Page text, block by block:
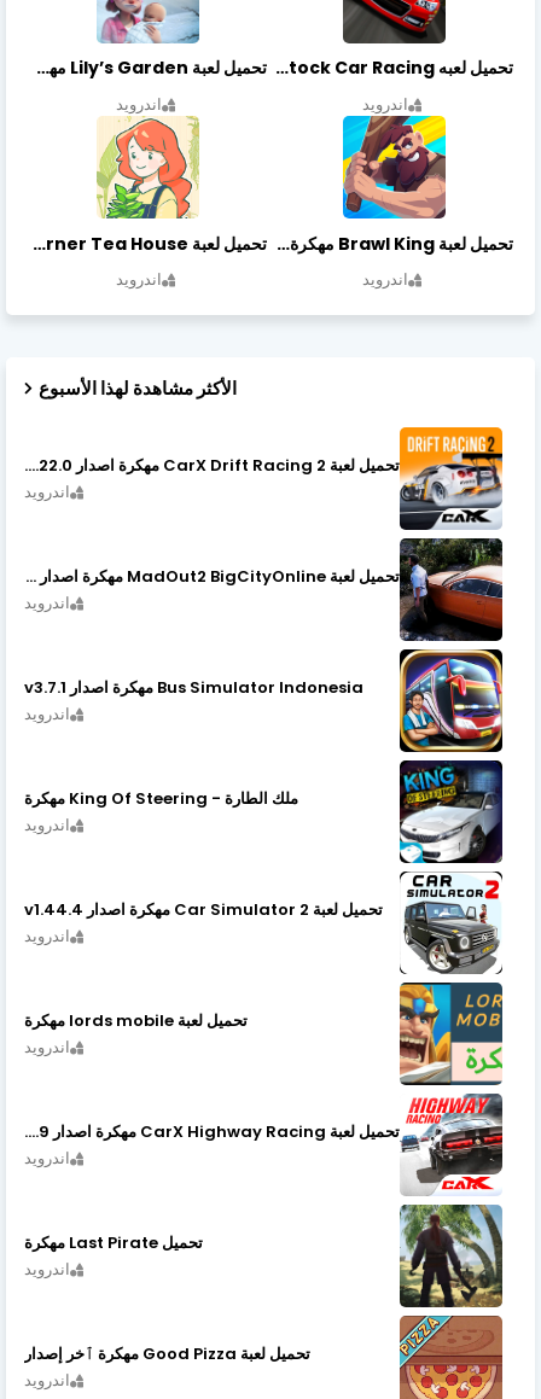
تحميل لعبه Stock Car Racing مهكرة أخر إصدار
اندرويد
تحميل لعبة Lily’s Garden مهكرة أخر إصدار
اندرويد
تحميل لعبة Brawl King مهكرة أخر إصدار
اندرويد
تحميل لعبة Little Corner Tea House مهكرة أخر إصدار
اندرويد
الأكثر مشاهدة لهذا الأسبوع
تحميل لعبة CarX Drift Racing 2 مهكرة اصدار v1.22.0
اندرويد
تحميل لعبة MadOut2 BigCityOnline مهكرة اصدار v10.48
اندرويد
Bus Simulator Indonesia مهكرة اصدار v3.7.1
اندرويد
ملك الطارة - King Of Steering مهكرة
اندرويد
تحميل لعبة Car Simulator 2 مهكرة اصدار v1.44.4
اندرويد
تحميل لعبة lords mobile مهكرة
اندرويد
تحميل لعبة CarX Highway Racing مهكرة اصدار v1.74.9
اندرويد
تحميل Last Pirate مهكرة
اندرويد
تحميل لعبة Good Pizza مهكرة ٱخر إصدار
اندرويد